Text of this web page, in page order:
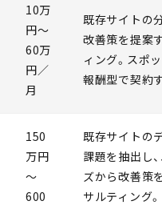
10万
円～
60万
円／
月
既存サイトの
改善策を提案
ィング。スポ
報酬型で契約
150
万円
～
600
既存サイトの
課題を抽出し
ズから改善策
サルティング